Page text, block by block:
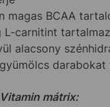
magas BCAA
L-carnitint
alacsony
darabokat
mátrix: